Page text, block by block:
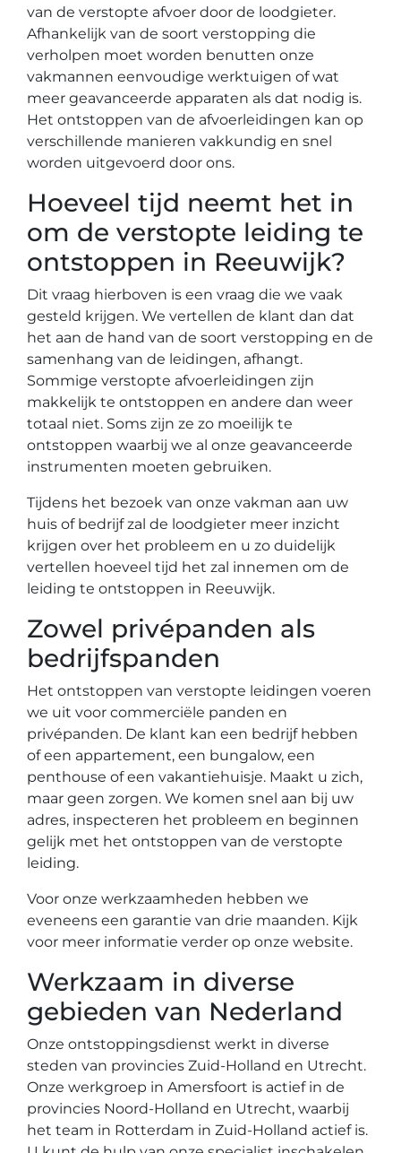
van de verstopte afvoer door de loodgieter.
Afhankelijk van de soort verstopping die
verholpen moet worden benutten onze
vakmannen eenvoudige werktuigen of wat
meer geavanceerde apparaten als dat nodig is.
Het ontstoppen van de afvoerleidingen kan op
verschillende manieren vakkundig en snel
worden uitgevoerd door ons.
Hoeveel tijd neemt het in
om de verstopte leiding te
ontstoppen in Reeuwijk?
Dit vraag hierboven is een vraag die we vaak
gesteld krijgen. We vertellen de klant dan dat
het aan de hand van de soort verstopping en de
samenhang van de leidingen, afhangt.
Sommige verstopte afvoerleidingen zijn
makkelijk te ontstoppen en andere dan weer
totaal niet. Soms zijn ze zo moeilijk te
ontstoppen waarbij we al onze geavanceerde
instrumenten moeten gebruiken.
Tijdens het bezoek van onze vakman aan uw
huis of bedrijf zal de loodgieter meer inzicht
krijgen over het probleem en u zo duidelijk
vertellen hoeveel tijd het zal innemen om de
leiding te ontstoppen in Reeuwijk.
Zowel privépanden als
bedrijfspanden
Het ontstoppen van verstopte leidingen voeren
we uit voor commerciële panden en
privépanden. De klant kan een bedrijf hebben
of een appartement, een bungalow, een
penthouse of een vakantiehuisje. Maakt u zich,
maar geen zorgen. We komen snel aan bij uw
adres, inspecteren het probleem en beginnen
gelijk met het ontstoppen van de verstopte
leiding.
Voor onze werkzaamheden hebben we
eveneens een garantie van drie maanden. Kijk
voor meer informatie verder op onze website.
Werkzaam in diverse
gebieden van Nederland
Onze ontstoppingsdienst werkt in diverse
steden van provincies Zuid-Holland en Utrecht.
Onze werkgroep in Amersfoort is actief in de
provincies Noord-Holland en Utrecht, waarbij
het team in Rotterdam in Zuid-Holland actief is.